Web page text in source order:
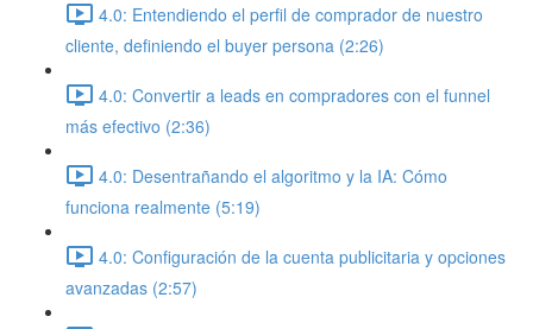
4.0: Entendiendo el perfil de comprador de nuestro
cliente, definiendo el buyer persona (2:26)
4.0: Convertir a leads en compradores con el funnel
más efectivo (2:36)
4.0: Desentrañando el algoritmo y la IA: Cómo
funciona realmente (5:19)
4.0: Configuración de la cuenta publicitaria y opciones
avanzadas (2:57)